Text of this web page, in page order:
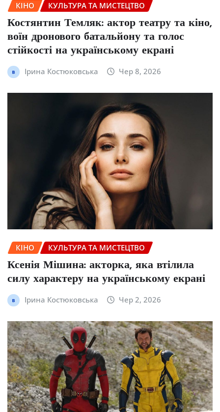
КІНО КУЛЬТУРА ТА МИСТЕЦТВО
Костянтин Темляк: актор театру та кіно,
воїн дронового батальйону та голос
стійкості на українському екрані
Ірина Костюковська Чер 8, 2026
КІНО КУЛЬТУРА ТА МИСТЕЦТВО
Ксенія Мішина: акторка, яка втілила
силу характеру на українському екрані
Ірина Костюковська Чер 2, 2026